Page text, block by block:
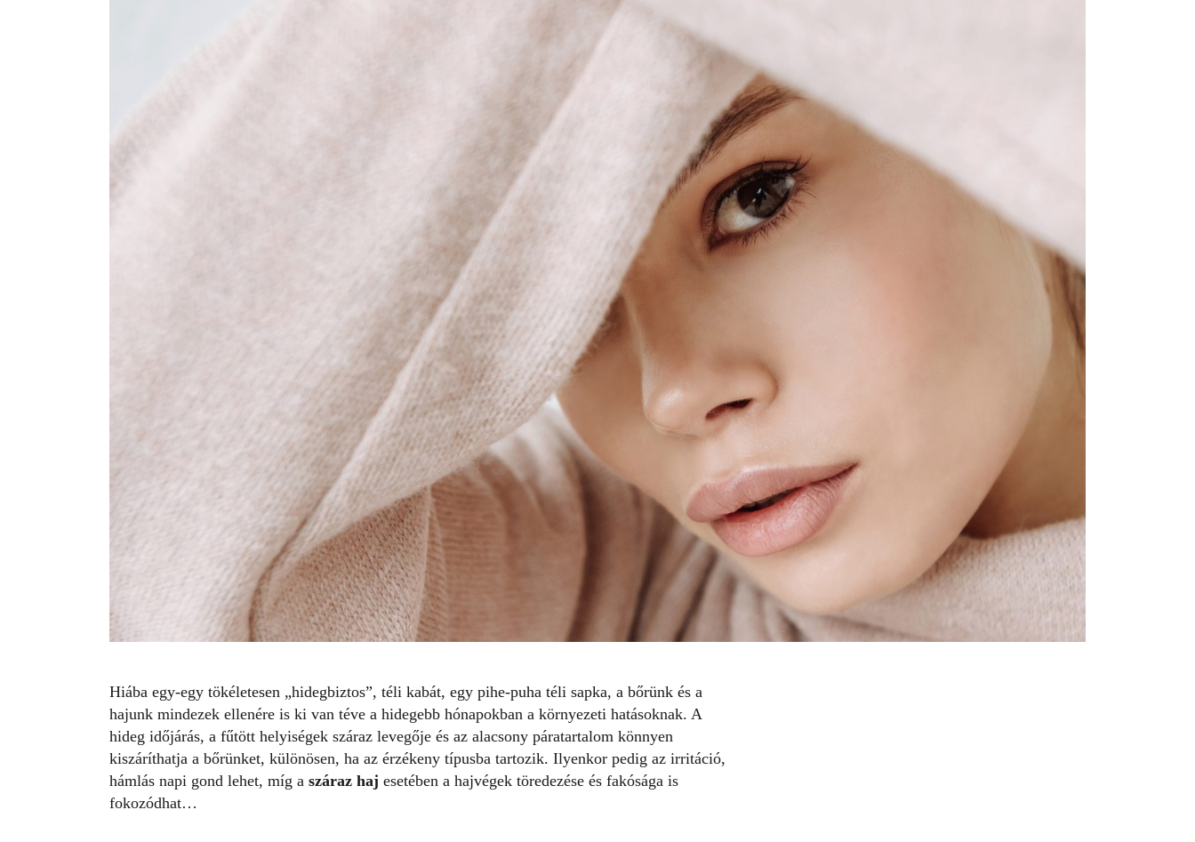
Hiába egy-egy tökéletesen „hidegbiztos”, téli kabát, egy pihe-puha téli sapka, a bőrünk és a
hajunk mindezek ellenére is ki van téve a hidegebb hónapokban a környezeti hatásoknak. A
hideg időjárás, a fűtött helyiségek száraz levegője és az alacsony páratartalom könnyen
kiszáríthatja a bőrünket, különösen, ha az érzékeny típusba tartozik. Ilyenkor pedig az irritáció,
hámlás napi gond lehet, míg a száraz haj esetében a hajvégek töredezése és fakósága is
fokozódhat…